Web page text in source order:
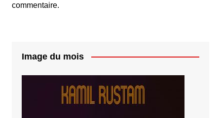
commentaire.
Image du mois